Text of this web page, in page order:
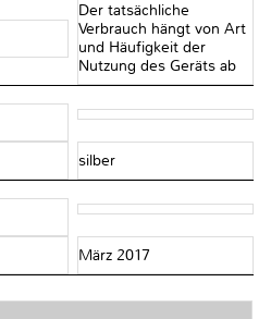
Der tatsächliche
Verbrauch hängt von Art
und Häufigkeit der
Nutzung des Geräts ab
silber
März 2017